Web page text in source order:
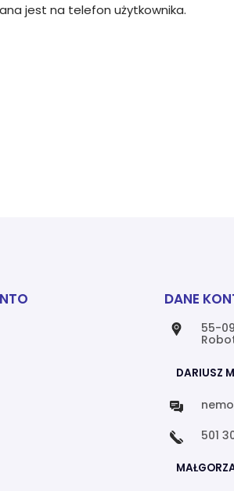
jest na telefon użytkownika.
DANE
55-
DARIUSZ
501